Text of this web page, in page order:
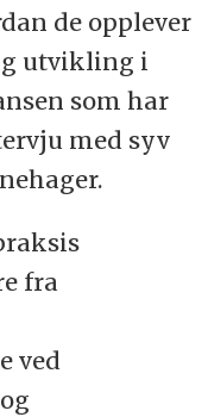
de opplever
utvikling i
som har
med syv
fra
ved